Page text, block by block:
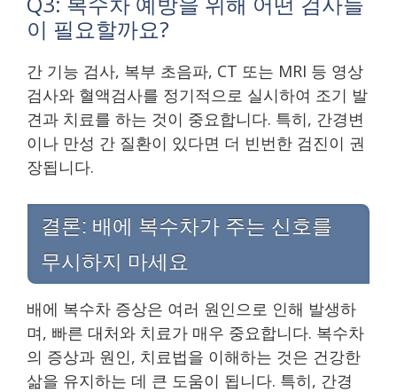
이 필요할까요?
간 기능 검사, 복부 초음파, CT 또는 MRI 등 영상
검사와 혈액검사를 정기적으로 실시하여 조기 발
견과 치료를 하는 것이 중요합니다. 특히, 간경변
이나 만성 간 질환이 있다면 더 빈번한 검진이 권
장됩니다.
결론: 배에 복수차가 주는 신호를
무시하지 마세요
배에 복수차 증상은 여러 원인으로 인해 발생하
며, 빠른 대처와 치료가 매우 중요합니다. 복수차
의 증상과 원인, 치료법을 이해하는 것은 건강한
삶을 유지하는 데 큰 도움이 됩니다. 특히, 간경